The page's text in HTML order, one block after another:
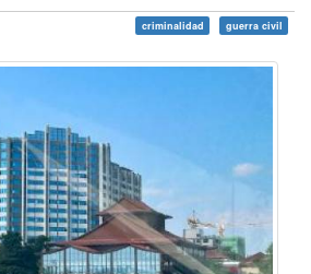
criminalidad guerra civil